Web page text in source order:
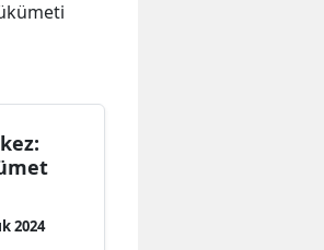
2024